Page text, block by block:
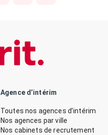
Agence d’intérim
Toutes nos agences d’intérim
Nos agences par ville
Nos cabinets de recrutement